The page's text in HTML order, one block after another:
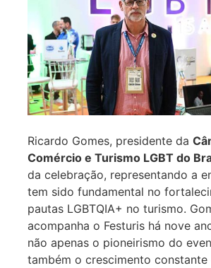
Ricardo Gomes, presidente da
Comércio e Turismo LGBT do
da celebração, representando a
tem sido fundamental no
pautas LGBTQIA+ no turismo.
acompanha o Festuris há nove
não apenas o pioneirismo do
também o crescimento constante